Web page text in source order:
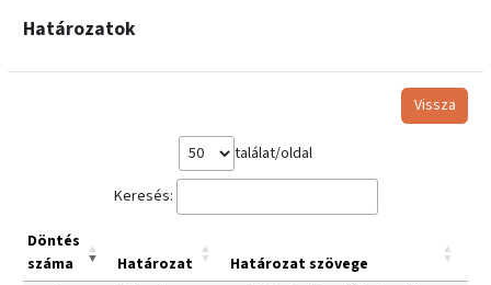
Határozatok
Vissza
találat/oldal
Keresés:
Döntés
száma
Határozat
Határozat szövege